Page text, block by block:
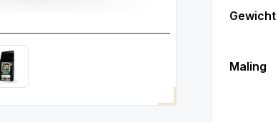
Gewicht
Maling